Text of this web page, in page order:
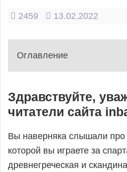
и
Прочее
Игры,
2459 13.02.2022
Оглавление
2 - Тест
3 - Поделиться статьёй
5 - Рекомендуемые
Здравствуйте,
читатели сайта
Вы наверняка слышали про
которой вы играете за
древнегреческая и